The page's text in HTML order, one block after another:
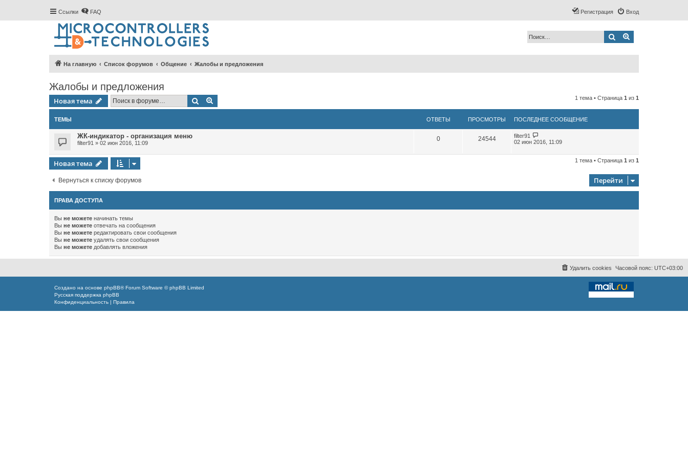
Ссылки FAQ Вход
Регистрация
Поиск
На главную Список форумов Общение Жалобы и предложения
Жалобы и предложения
Новая тема Поиск 1 тема • Страница 1 из 1
ТЕМЫ ОТВЕТЫ ПРОСМОТРЫ ПОСЛЕДНЕЕ СООБЩЕНИЕ
ЖК-индикатор - организация меню
filter91 » 02 июн 2016, 11:09
0 24544
filter91
02 июн 2016, 11:09
Новая тема 1 тема • Страница 1 из 1
Вернуться к списку форумов Перейти
ПРАВА ДОСТУПА
Вы не можете начинать темы
Вы не можете отвечать на сообщения
Вы не можете редактировать свои сообщения
Вы не можете удалять свои сообщения
Вы не можете добавлять вложения
Часовой пояс: UTC+03:00
Удалить cookies
Создано на основе phpBB® Forum Software © phpBB Limited
Русская поддержка phpBB
Конфиденциальность | Правила